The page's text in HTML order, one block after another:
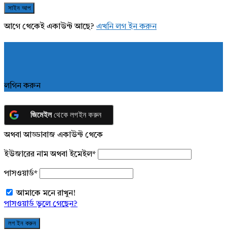
আগে থেকেই একাউন্ট আছে? এখনি লগ ইন করুন
লগিন করুন
জিমেইলথেকে লগইন করুন
অথবা আড্ডাবাজ একাউন্ট থেকে
ইউজারের নাম অথবা ইমেইল*
পাসওয়ার্ড*
আমাকে মনে রাখুন!
পাসওয়ার্ড ভুলে গেছেন?